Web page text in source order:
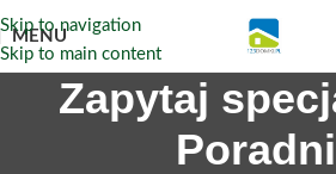
Skip to navigation
Skip to main content
MENU
Zapytaj